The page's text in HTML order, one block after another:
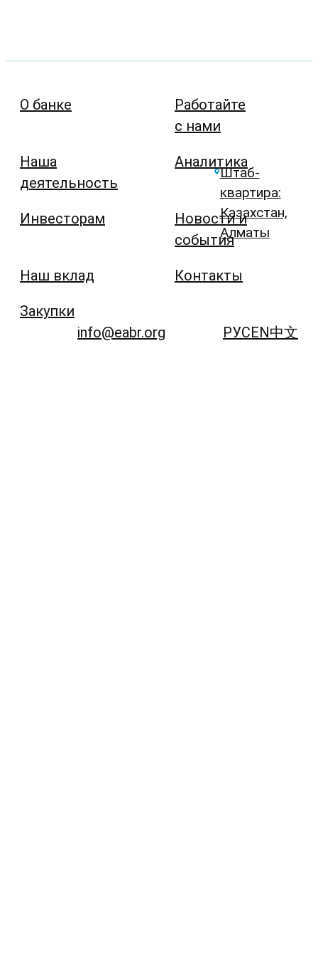
О банке
Наша
деятельность
Инвесторам
Наш вклад
Закупки
Работайте
с нами
Аналитика
Новости и
события
Контакты
Штаб-
квартира:
Казахстан,
Алматы
info@eabr.org РУСEN中文